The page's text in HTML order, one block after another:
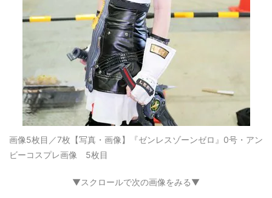
画像5枚目／7枚 【写真・画像】『ゼンレスゾーンゼロ』0号・アン
ビーコスプレ画像 5枚目
▼スクロールで次の画像をみる▼